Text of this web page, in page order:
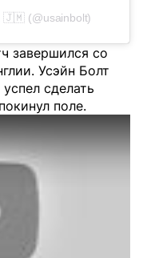
🇯🇲 (@usainbolt)
завершился со
Усэйн Болт
сделать
поле.
видео YouTube